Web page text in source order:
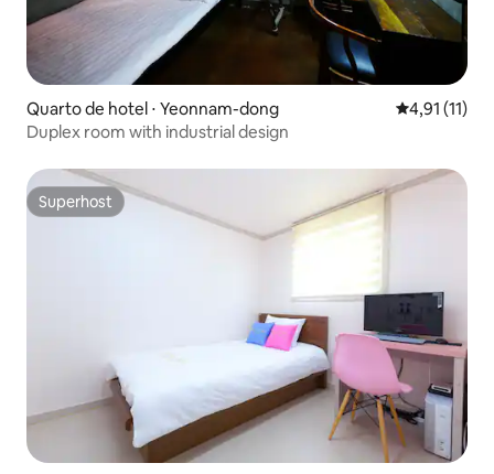
Quarto de hotel ⋅ Yeonnam-dong 4,91 de uma
4,91 (11)
Duplex room with industrial design
Superhost
Superhost